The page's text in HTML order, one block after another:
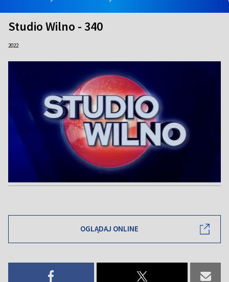
Studio Wilno - 340
2022
OGLĄDAJ ONLINE